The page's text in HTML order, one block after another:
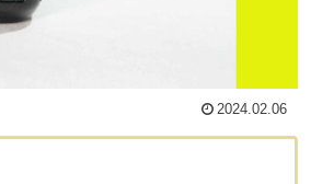
2024.02.06